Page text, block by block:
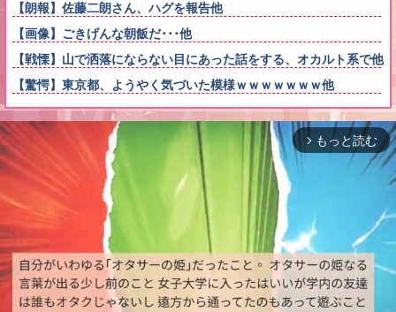
【朗報】佐藤二朗さん、ハグを報告他
【画像】ごきげんな朝飯だ･･･他
【戦慄】山で洒落にならない目にあった話をする、オカルト系で他
【驚愕】東京都、ようやく気づいた模様ｗｗｗｗｗｗｗ他
arrow_forward_ios もっと読む